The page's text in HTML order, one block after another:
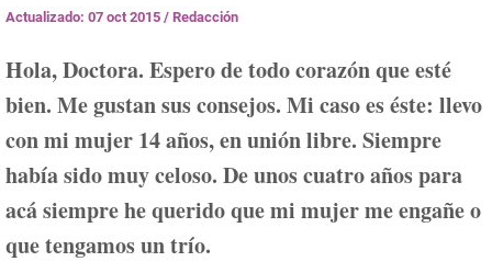
Actualizado: 07 oct 2015 / Redacción
Hola, Doctora. Espero de todo corazón que esté
bien. Me gustan sus consejos. Mi caso es éste: llevo
con mi mujer 14 años, en unión libre. Siempre
había sido muy celoso. De unos cuatro años para
acá siempre he querido que mi mujer me engañe o
que tengamos un trío.